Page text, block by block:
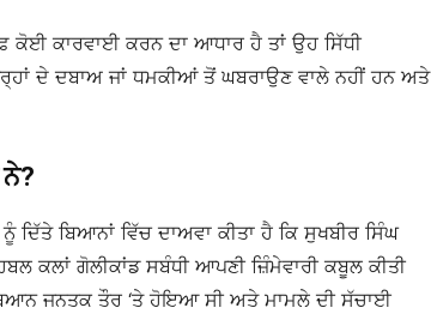
ਕੋਈ ਕਾਰਵਾਈ ਕਰਨ ਦਾ ਆਧਾਰ ਹੈ ਤਾਂ ਉਹ ਸਿੱਧੀ
ਦੇ ਦਬਾਅ ਜਾਂ ਧਮਕੀਆਂ ਤੋਂ ਘਬਰਾਉਣ ਵਾਲੇ ਨਹੀਂ ਹਨ ਅਤੇ
ਦਿੱਤੇ ਬਿਆਨਾਂ ਵਿੱਚ ਦਾਅਵਾ ਕੀਤਾ ਹੈ ਕਿ ਸੁਖਬੀਰ ਸਿੰਘ
ਕਲਾਂ ਗੋਲੀਕਾਂਡ ਸਬੰਧੀ ਆਪਣੀ ਜ਼ਿੰਮੇਵਾਰੀ ਕਬੂਲ ਕੀਤੀ
ਜਨਤਕ ਤੌਰ ‘ਤੇ ਹੋਇਆ ਸੀ ਅਤੇ ਮਾਮਲੇ ਦੀ ਸੱਚਾਈ